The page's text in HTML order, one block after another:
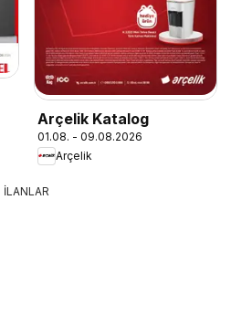
Arçelik Katalog
01.08. - 09.08.2026
Arçelik
İLANLAR